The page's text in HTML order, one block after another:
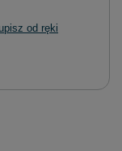
od ręki